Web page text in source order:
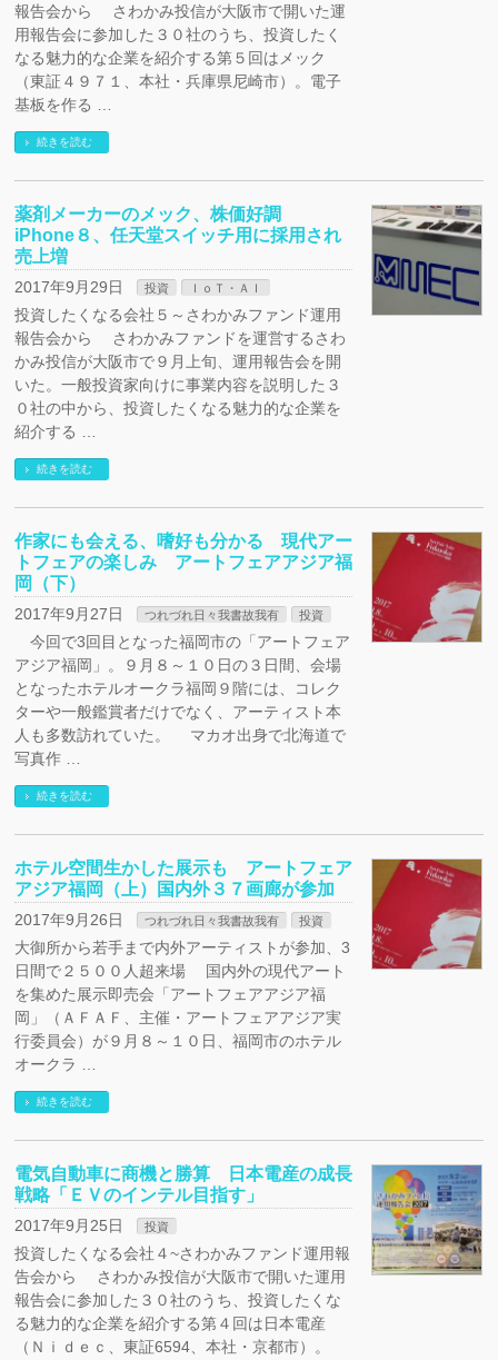
報告会から さわかみ投信が大阪市で開いた運
用報告会に参加した３０社のうち、投資したく
なる魅力的な企業を紹介する第５回はメック
（東証４９７１、本社・兵庫県尼崎市）。電子
基板を作る …
続きを読む
薬剤メーカーのメック、株価好調
iPhone８、任天堂スイッチ用に採用され
売上増
2017年9月29日 投資 ＩｏＴ・ＡＩ
投資したくなる会社５～さわかみファンド運用
報告会から さわかみファンドを運営するさわ
かみ投信が大阪市で９月上旬、運用報告会を開
いた。一般投資家向けに事業内容を説明した３
０社の中から、投資したくなる魅力的な企業を
紹介する …
続きを読む
作家にも会える、嗜好も分かる 現代アー
トフェアの楽しみ アートフェアアジア福
岡（下）
2017年9月27日 つれづれ日々我書故我有 投資
今回で3回目となった福岡市の「アートフェア
アジア福岡」。９月８～１０日の３日間、会場
となったホテルオークラ福岡９階には、コレク
ターや一般鑑賞者だけでなく、アーティスト本
人も多数訪れていた。 マカオ出身で北海道で
写真作 …
続きを読む
ホテル空間生かした展示も アートフェア
アジア福岡（上）国内外３７画廊が参加
2017年9月26日 つれづれ日々我書故我有 投資
大御所から若手まで内外アーティストが参加、3
日間で２５００人超来場 国内外の現代アート
を集めた展示即売会「アートフェアアジア福
岡」（ＡＦＡＦ、主催・アートフェアアジア実
行委員会）が９月８～１０日、福岡市のホテル
オークラ …
続きを読む
電気自動車に商機と勝算 日本電産の成長
戦略「ＥＶのインテル目指す」
2017年9月25日 投資
投資したくなる会社４~さわかみファンド運用報
告会から さわかみ投信が大阪市で開いた運用
報告会に参加した３０社のうち、投資したくな
る魅力的な企業を紹介する第４回は日本電産
（Ｎｉｄｅｃ、東証6594、本社・京都市）。